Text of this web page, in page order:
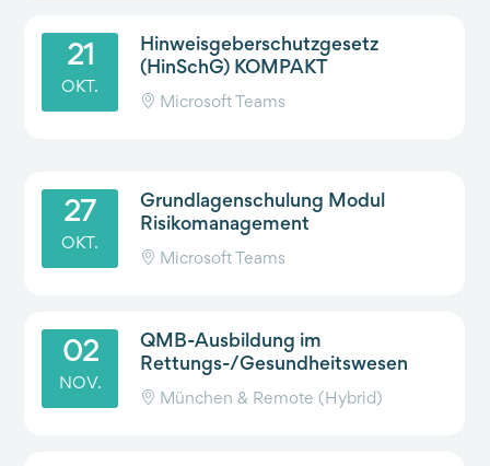
21
OKT.
Hinweisgeberschutzgesetz
(HinSchG) KOMPAKT
Microsoft Teams
27
OKT.
Grundlagenschulung Modul
Risikomanagement
Microsoft Teams
02
NOV.
QMB-Ausbildung im
Rettungs-/Gesundheitswesen
München & Remote (Hybrid)